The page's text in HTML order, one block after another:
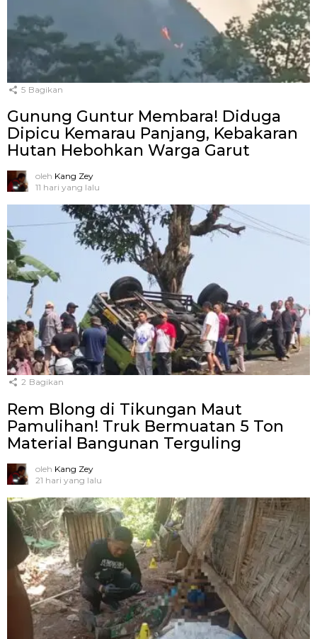
5 Bagikan
Gunung Guntur Membara! Diduga
Dipicu Kemarau Panjang, Kebakaran
Hutan Hebohkan Warga Garut
oleh Kang Zey
11 hari yang lalu
2 Bagikan
Rem Blong di Tikungan Maut
Pamulihan! Truk Bermuatan 5 Ton
Material Bangunan Terguling
oleh Kang Zey
21 hari yang lalu